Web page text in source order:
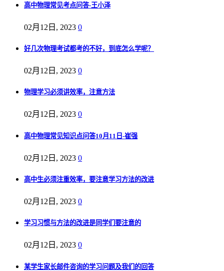
高中物理常见考点问答-王小泽
02月12日, 2023 0
好几次物理考试都考的不好，到底怎么学呢？
02月12日, 2023 0
物理学习必须讲效率，注意方法
02月12日, 2023 0
高中物理常见知识点问答10月11日-崔强
02月12日, 2023 0
高中生必须注重效率，要注意学习方法的改进
02月12日, 2023 0
学习习惯与方法的改进是同学们要注意的
02月12日, 2023 0
某学生家长邮件咨询的学习问题及我们的回答